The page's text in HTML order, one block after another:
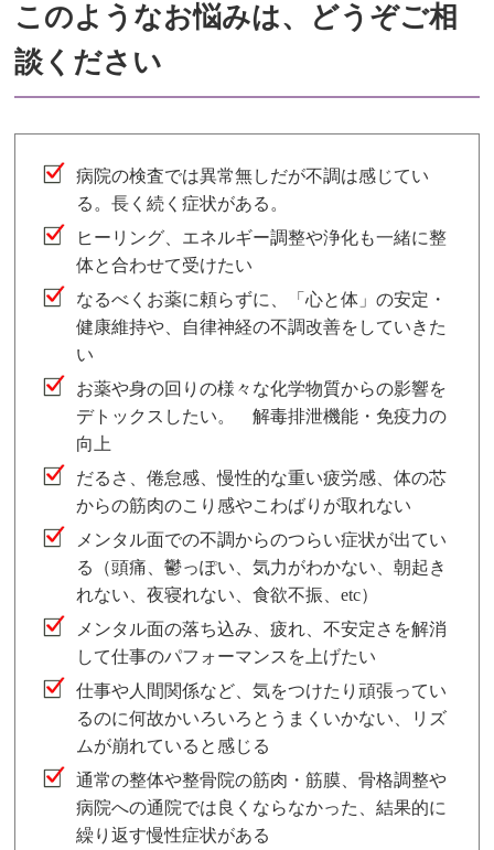
このようなお悩みは、どうぞご相
談ください
病院の検査では異常無しだが不調は感じてい
る。長く続く症状がある。
ヒーリング、エネルギー調整や浄化も一緒に整
体と合わせて受けたい
なるべくお薬に頼らずに、「心と体」の安定・
健康維持や、自律神経の不調改善をしていきた
い
お薬や身の回りの様々な化学物質からの影響を
デトックスしたい。 解毒排泄機能・免疫力の
向上
だるさ、倦怠感、慢性的な重い疲労感、体の芯
からの筋肉のこり感やこわばりが取れない
メンタル面での不調からのつらい症状が出てい
る（頭痛、鬱っぽい、気力がわかない、朝起き
れない、夜寝れない、食欲不振、etc）
メンタル面の落ち込み、疲れ、不安定さを解消
して仕事のパフォーマンスを上げたい
仕事や人間関係など、気をつけたり頑張ってい
るのに何故かいろいろとうまくいかない、リズ
ムが崩れていると感じる
通常の整体や整骨院の筋肉・筋膜、骨格調整や
病院への通院では良くならなかった、結果的に
繰り返す慢性症状がある